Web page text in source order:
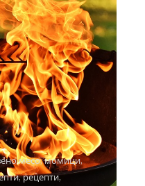
месо,момици,
,рецепти,